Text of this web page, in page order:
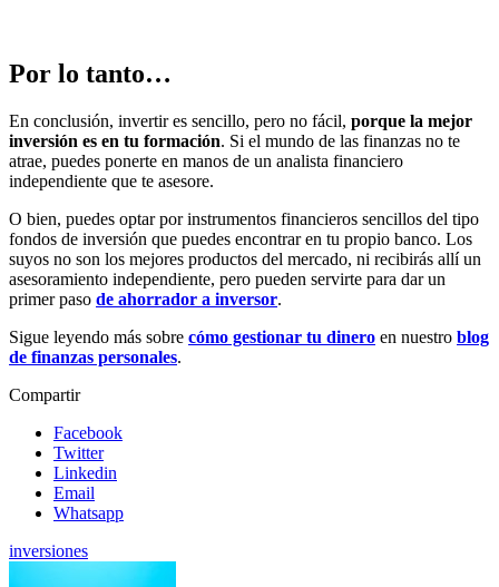
Por lo tanto…
En conclusión, invertir es sencillo, pero no fácil, porque la mejor
inversión es en tu formación. Si el mundo de las finanzas no te
atrae, puedes ponerte en manos de un analista financiero
independiente que te asesore.
O bien, puedes optar por instrumentos financieros sencillos del tipo
fondos de inversión que puedes encontrar en tu propio banco. Los
suyos no son los mejores productos del mercado, ni recibirás allí un
asesoramiento independiente, pero pueden servirte para dar un
primer paso de ahorrador a inversor.
Sigue leyendo más sobre cómo gestionar tu dinero en nuestro blog
de finanzas personales.
Compartir
Facebook
Twitter
Linkedin
Email
Whatsapp
inversiones